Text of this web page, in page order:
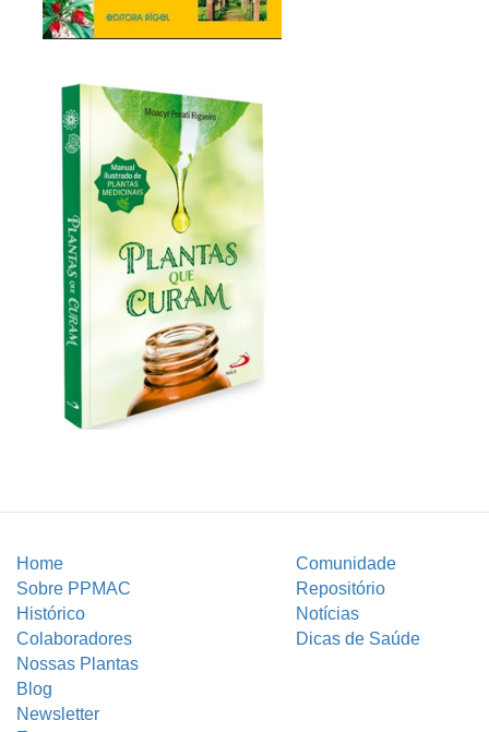
Home
Comunidade
Sobre PPMAC
Repositório
Histórico
Notícias
Colaboradores
Dicas de Saúde
Nossas Plantas
Blog
Newsletter